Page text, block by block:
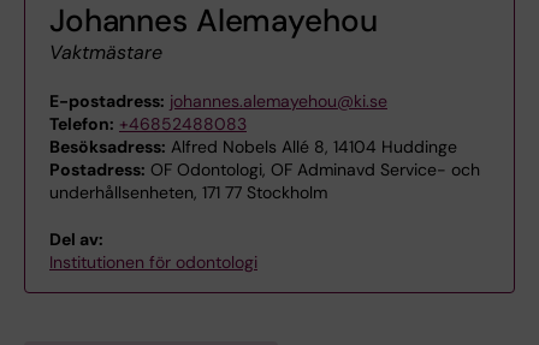
Johannes Alemayehou
Vaktmästare
E-postadress: johannes.alemayehou@ki.se
Telefon: +46852488083
Besöksadress: Alfred Nobels Allé 8, 14104 Huddinge
Postadress: OF Odontologi, OF Adminavd Service- och
underhållsenheten, 171 77 Stockholm
Del av:
Institutionen för odontologi